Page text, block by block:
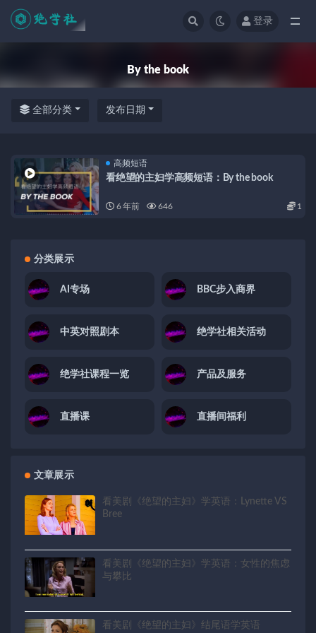
登录
By the book
全部分类 发布日期
高频短语
看绝望的主妇学高频短语：By the book
6 年前 646 1
分类展示
AI专场 BBC步入商界
中英对照剧本 绝学社相关活动
绝学社课程一览 产品及服务
直播课 直播间福利
文章展示
看美剧《绝望的主妇》学英语：Lynette VS
Bree
看美剧《绝望的主妇》学英语：女性的焦虑
与攀比
看美剧《绝望的主妇》结尾语学英语